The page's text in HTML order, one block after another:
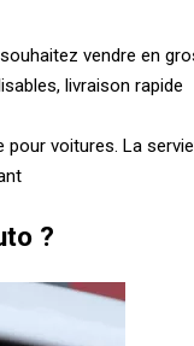
vendre en
livraison rapide
voitures. La
?